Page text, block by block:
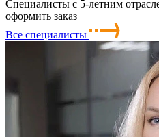
Специалисты с 5-летним
оформить заказ
Все специалисты